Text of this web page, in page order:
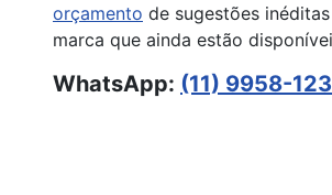
orçamento de sugestões
marca que ainda estão
WhatsApp: (11) 9958-